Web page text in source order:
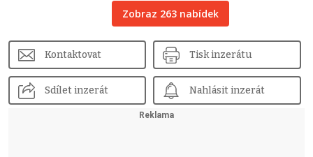
Zobraz 263 nabídek
Kontaktovat Tisk inzerátu
Sdílet inzerát Nahlásit inzerát